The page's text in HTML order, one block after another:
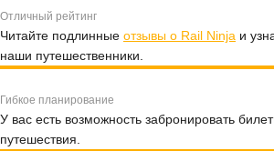
Отличный рейтинг
Читайте подлинные отзывы о Rail Ninja и
наши путешественники.
Гибкое планирование
У вас есть возможность забронировать
путешествия.